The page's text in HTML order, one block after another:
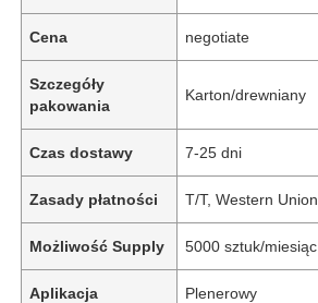
Cena negotiate
Szczegóły
pakowania
Karton/drewniany
Czas dostawy 7-25 dni
Zasady płatności T/T, Western Union
Możliwość Supply 5000 sztuk/miesiąc
Aplikacja Plenerowy